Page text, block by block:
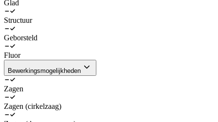
Glad
Structuur
Geborsteld
Fluor
Bewerkingsmogelijkheden
Zagen
Zagen (cirkelzaag)